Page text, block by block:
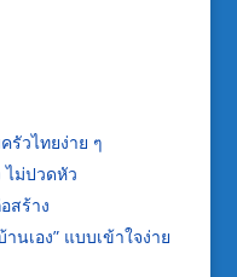
รัวไทยง่าย ๆ
ไม่ปวดหัว
สร้าง
นเอง” แบบเข้าใจง่าย